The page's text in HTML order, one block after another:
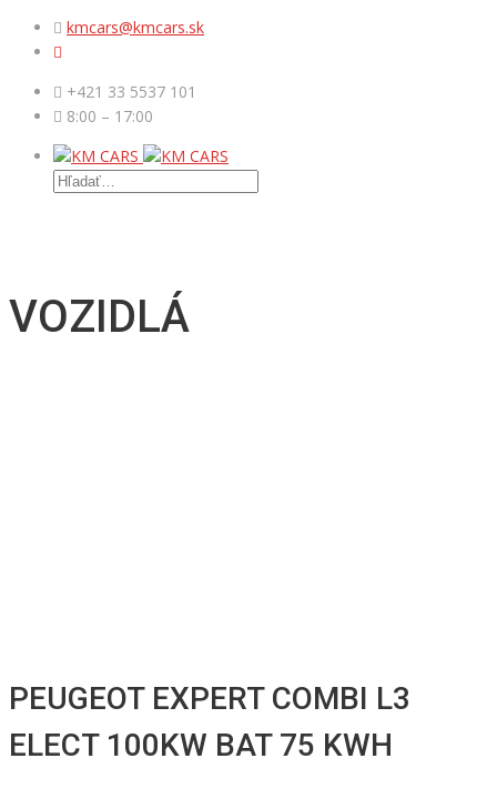
kmcars@kmcars.sk
+421 33 5537 101
8:00 – 17:00
VOZIDLÁ
PEUGEOT EXPERT COMBI L3
ELECT 100KW BAT 75 KWH